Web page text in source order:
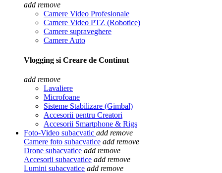
add remove
Camere Video Profesionale
Camere Video PTZ (Robotice)
Camere supraveghere
Camere Auto
Vlogging si Creare de Continut
add remove
Lavaliere
Microfoane
Sisteme Stabilizare (Gimbal)
Accesorii pentru Creatori
Accesorii Smartphone & Rigs
Foto-Video subacvatic add remove
Camere foto subacvatice add remove
Drone subacvatice add remove
Accesorii subacvatice add remove
Lumini subacvatice add remove